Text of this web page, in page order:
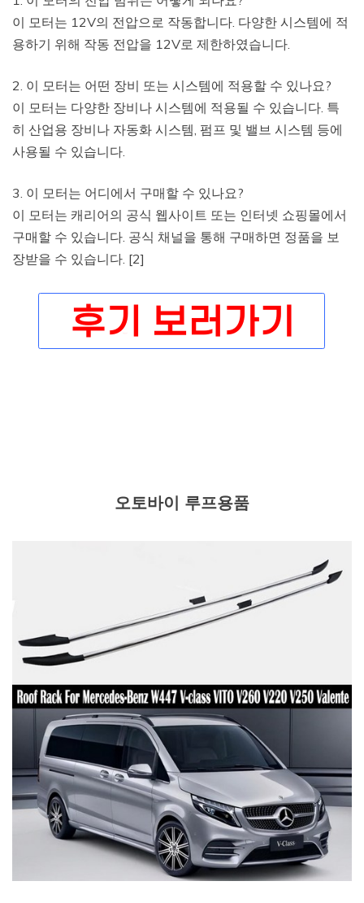
이 모터는 12V의 전압으로 작동합니다. 다양한 시스템에 적
용하기 위해 작동 전압을 12V로 제한하였습니다.
2. 이 모터는 어떤 장비 또는 시스템에 적용할 수 있나요?
이 모터는 다양한 장비나 시스템에 적용될 수 있습니다. 특
히 산업용 장비나 자동화 시스템, 펌프 및 밸브 시스템 등에
사용될 수 있습니다.
3. 이 모터는 어디에서 구매할 수 있나요?
이 모터는 캐리어의 공식 웹사이트 또는 인터넷 쇼핑몰에서
구매할 수 있습니다. 공식 채널을 통해 구매하면 정품을 보
장받을 수 있습니다. [2]
오토바이 루프용품